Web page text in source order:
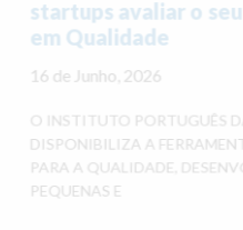
startups avaliar o
em Qualidade
16 de Junho, 2026
O INSTITUTO PORTUGUÊS
DISPONIBILIZA A
PARA A QUALIDADE,
PEQUENAS E